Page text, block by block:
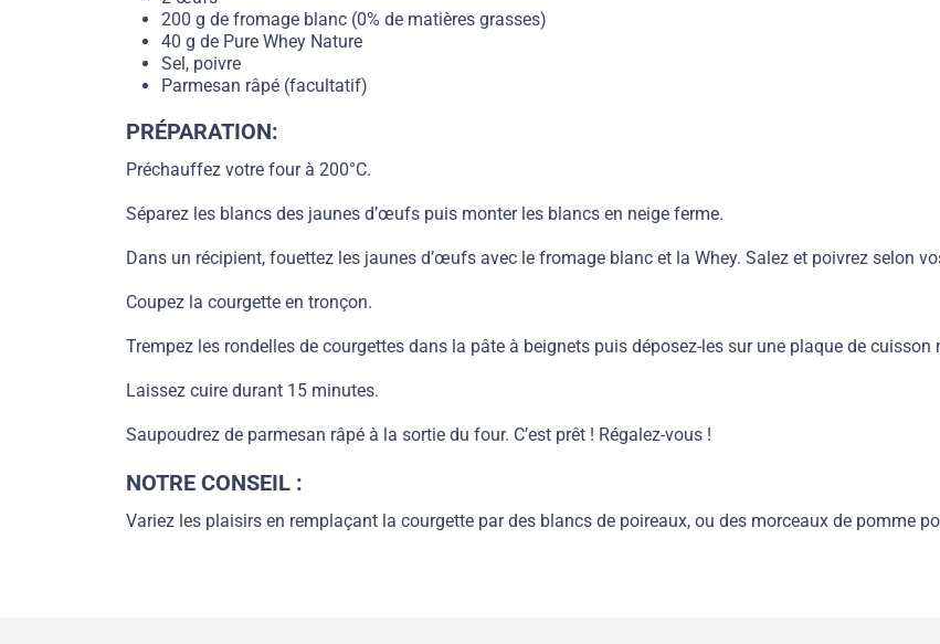
200 g de fromage blanc (0% de matières grasses)
40 g de Pure Whey Nature
Sel, poivre
Parmesan râpé (facultatif)
PRÉPARATION:
Préchauffez votre four à 200°C.
Séparez les blancs des jaunes d’œufs puis monter les blancs en neige ferme.
Dans un récipient, fouettez les jaunes d’œufs avec le fromage blanc et la Whey. Salez et poivrez selon
Coupez la courgette en tronçon.
Trempez les rondelles de courgettes dans la pâte à beignets puis déposez-les sur une plaque de cuisson
Laissez cuire durant 15 minutes.
Saupoudrez de parmesan râpé à la sortie du four. C’est prêt ! Régalez-vous !
NOTRE CONSEIL :
Variez les plaisirs en remplaçant la courgette par des blancs de poireaux, ou des morceaux de pomme